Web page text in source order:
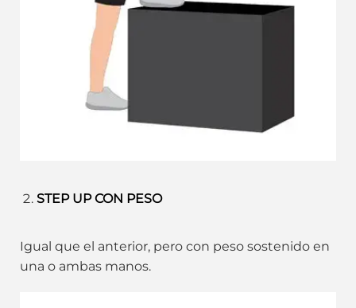
STEP UP CON PESO
Igual que el anterior, pero con peso sostenido en
una o ambas manos.